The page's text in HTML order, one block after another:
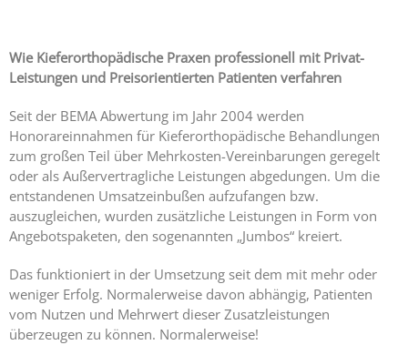
Wie Kieferorthopädische Praxen professionell mit Privat-
Leistungen und Preisorientierten Patienten verfahren
Seit der BEMA Abwertung im Jahr 2004 werden
Honorareinnahmen für Kieferorthopädische Behandlungen
zum großen Teil über Mehrkosten-Vereinbarungen geregelt
oder als Außervertragliche Leistungen abgedungen. Um die
entstandenen Umsatzeinbußen aufzufangen bzw.
auszugleichen, wurden zusätzliche Leistungen in Form von
Angebotspaketen, den sogenannten „Jumbos“ kreiert.
Das funktioniert in der Umsetzung seit dem mit mehr oder
weniger Erfolg. Normalerweise davon abhängig, Patienten
vom Nutzen und Mehrwert dieser Zusatzleistungen
überzeugen zu können. Normalerweise!
Basics
2 – Z-
MVZ
Konzept
Expertise 3 –
Z-MVZ
Positionierung
Expertise 4
– Z-MVZ
Filialisierung